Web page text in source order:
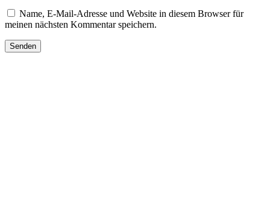
Name, E-Mail-Adresse und Website in diesem Browser für
meinen nächsten Kommentar speichern.